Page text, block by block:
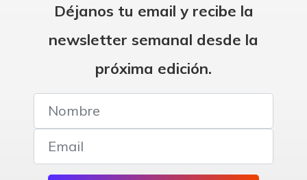
Déjanos tu email y recibe la
newsletter semanal desde la
próxima edición.